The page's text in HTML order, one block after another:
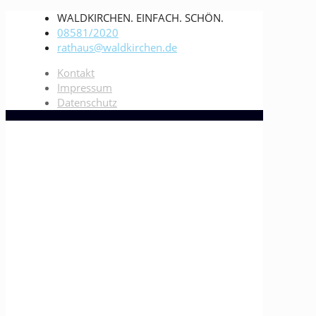
WALDKIRCHEN. EINFACH. SCHÖN.
08581/2020
rathaus@waldkirchen.de
Kontakt
Impressum
Datenschutz